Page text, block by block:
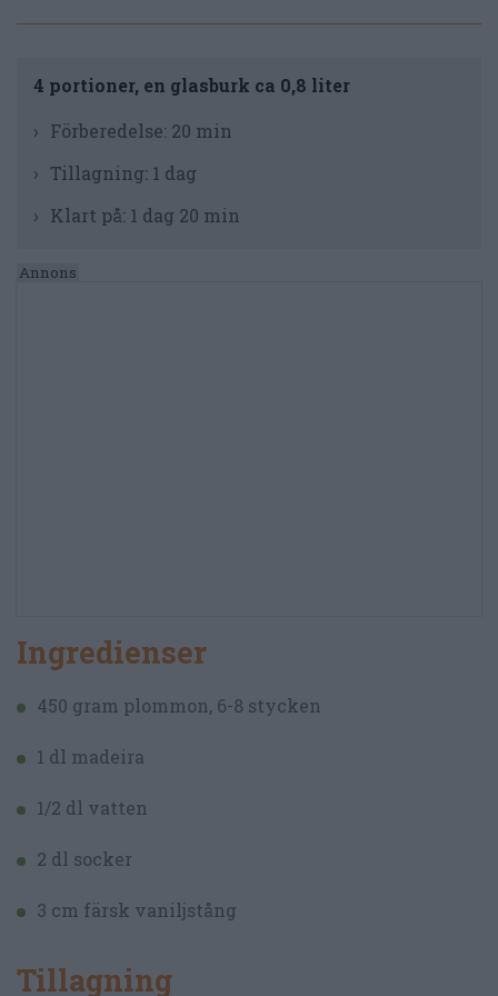
4 portioner, en glasburk ca 0,8 liter
Förberedelse: 20 min
Tillagning: 1 dag
Klart på: 1 dag 20 min
Ingredienser
450 gram plommon, 6-8 stycken
1 dl madeira
1/2 dl vatten
2 dl socker
3 cm färsk vaniljstång
Tillagning